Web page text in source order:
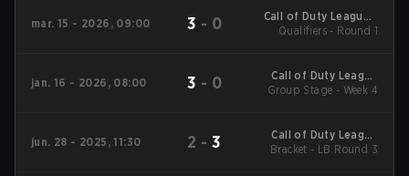
mar. 15 - 2026, 09:00 3 - 0
Call of Duty League -
Call of Duty League
Qualifiers - Round 1
jan. 16 - 2026, 08:00 3 - 0
Call of Duty League
2026 Regular Season
Group Stage - Week 4
jun. 28 - 2025, 11:30 2 -3
Call of Duty League
2025 CDL
Bracket - LB Round 3